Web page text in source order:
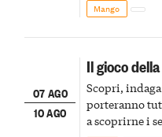
Mango
07 AGO
10 AGO
Il gioco
Scopri,
porteranno
a scoprirne i